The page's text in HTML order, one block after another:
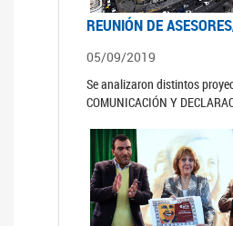
REUNIÓN DE
05/09/2019
Se analizaron distintos
COMUNICACIÓN Y